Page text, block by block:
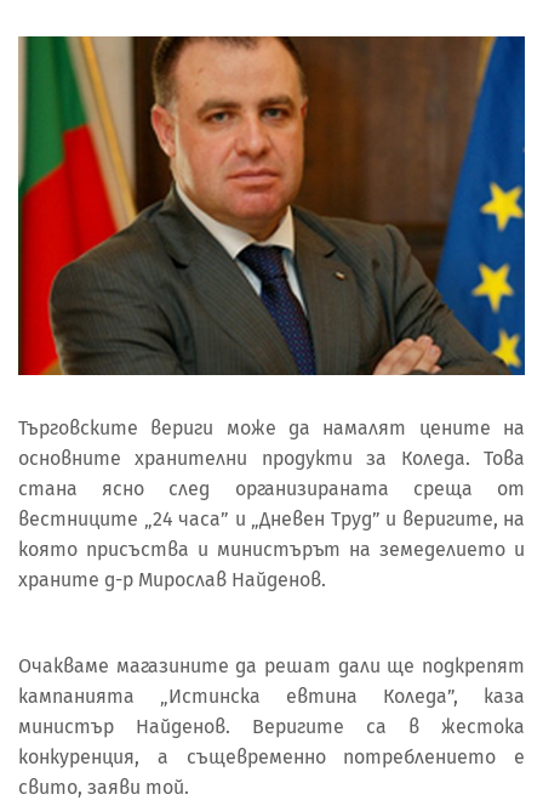
Търговските вериги може да намалят цените на
основните хранителни продукти за Коледа. Това
стана ясно след организираната среща от
вестниците „24 часа” и „Дневен Труд” и веригите, на
която присъства и министърът на земеделието и
храните д-р Мирослав Найденов.
Очакваме магазините да решат дали ще подкрепят
кампанията „Истинска евтина Коледа”, каза
министър Найденов. Веригите са в жестока
конкуренция, а същевременно потреблението е
свито, заяви той.